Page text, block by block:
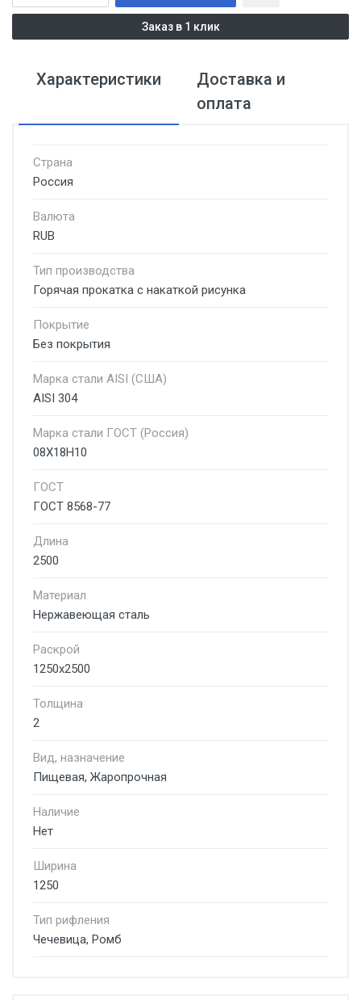
Заказ в 1 клик
Характеристики
Доставка и
оплата
Страна
Россия
Валюта
RUB
Тип производства
Горячая прокатка с накаткой рисунка
Покрытие
Без покрытия
Марка стали AISI (США)
AISI 304
Марка стали ГОСТ (Россия)
08Х18Н10
ГОСТ
ГОСТ 8568-77
Длина
2500
Материал
Нержавеющая сталь
Раскрой
1250х2500
Толщина
2
Вид, назначение
Пищевая, Жаропрочная
Наличие
Нет
Ширина
1250
Тип рифления
Чечевица, Ромб